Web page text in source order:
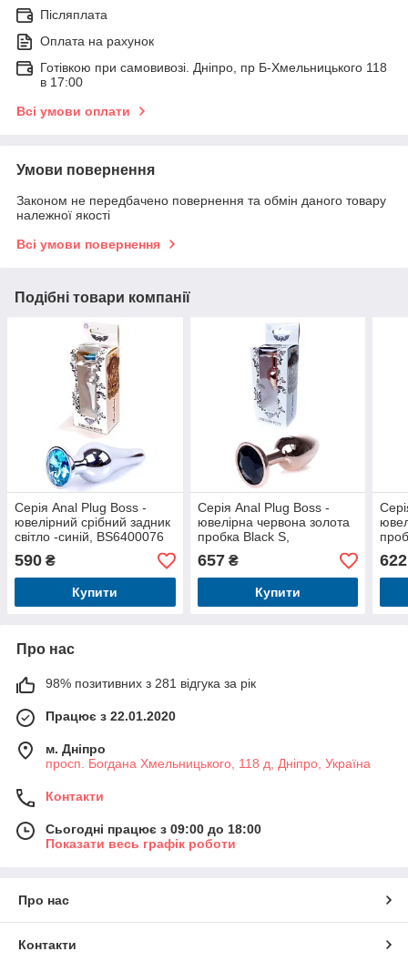
Післяплата
Оплата на рахунок
Готівкою при самовивозі. Дніпро, пр Б-Хмельницького 118
в 17:00
Всі умови оплати
Умови повернення
Законом не передбачено повернення та обмін даного товару
належної якості
Всі умови повернення
Подібні товари компанії
Серія Anal Plug Boss -
ювелірний срібний задник
світло -синій, BS6400076
590 ₴
Купити
Серія Anal Plug Boss -
ювелірна червона золота
пробка Black S,
BS6400111
657₴
Купити
622
Про нас
98% позитивних з 281 відгука за рік
Працює з 22.01.2020
м. Дніпро
просп. Богдана Хмельницького, 118 д, Дніпро, Україна
Контакти
Сьогодні працює з 09:00 до 18:00
Показати весь графік роботи
Про нас
Контакти